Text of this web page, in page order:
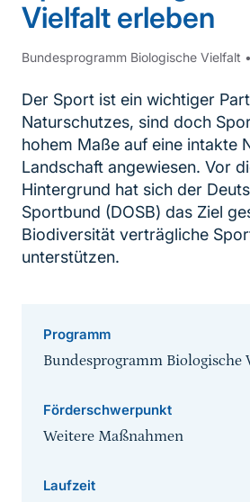
Vielfalt erleben
Bundesprogramm Biologische Vielfalt •
Der Sport ist ein wichtiger
Naturschutzes, sind doch
hohem Maße auf eine intakte
Landschaft angewiesen. Vor
Hintergrund hat sich der
Sportbund (DOSB) das Ziel
Biodiversität verträgliche
unterstützen.
Programm
Bundesprogramm Biologische
Förderschwerpunkt
Weitere Maßnahmen
Laufzeit